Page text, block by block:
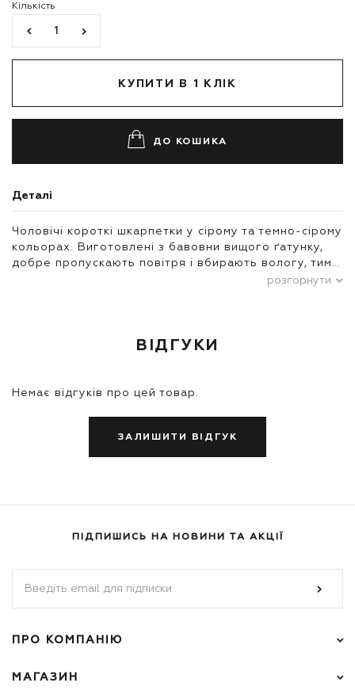
Кількість
КУПИТИ В 1 КЛІК
ДО КОШИКА
Деталі
Чоловічі короткі шкарпетки у сірому та темно-сірому
кольорах. Виготовлені з бавовни вищого ґатунку,
добре пропускають повітря і вбирають вологу, тим…
розгорнути
ВІДГУКИ
Немає відгуків про цей товар.
ЗАЛИШИТИ ВІДГУК
ПІДПИШИСЬ НА НОВИНИ ТА АКЦІЇ
ПРО КОМПАНІЮ
МАГАЗИН